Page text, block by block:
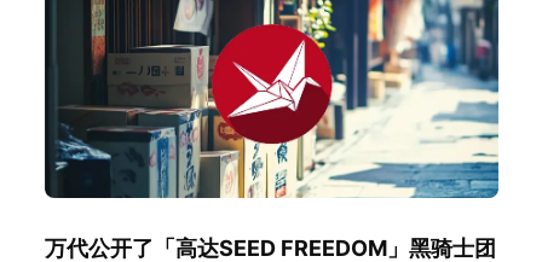
万代公开了「高达SEED FREEDOM」黑骑士团